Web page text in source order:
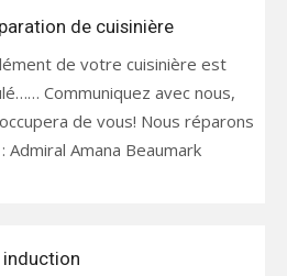
de cuisinière
de votre cuisinière est
Communiquez avec nous,
de vous! Nous réparons
Amana Beaumark
induction